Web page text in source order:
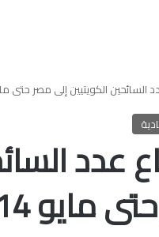
عدد
مايو 2014